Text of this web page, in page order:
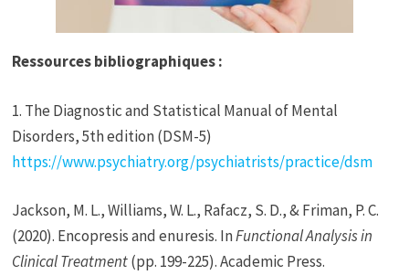
Ressources bibliographiques :
1. The Diagnostic and Statistical Manual of Mental
Disorders, 5th edition (DSM-5)
https://www.psychiatry.org/psychiatrists/practice/dsm
Jackson, M. L., Williams, W. L., Rafacz, S. D., & Friman, P. C.
(2020). Encopresis and enuresis. InFunctional Analysis in
Clinical Treatment(pp. 199-225). Academic Press.